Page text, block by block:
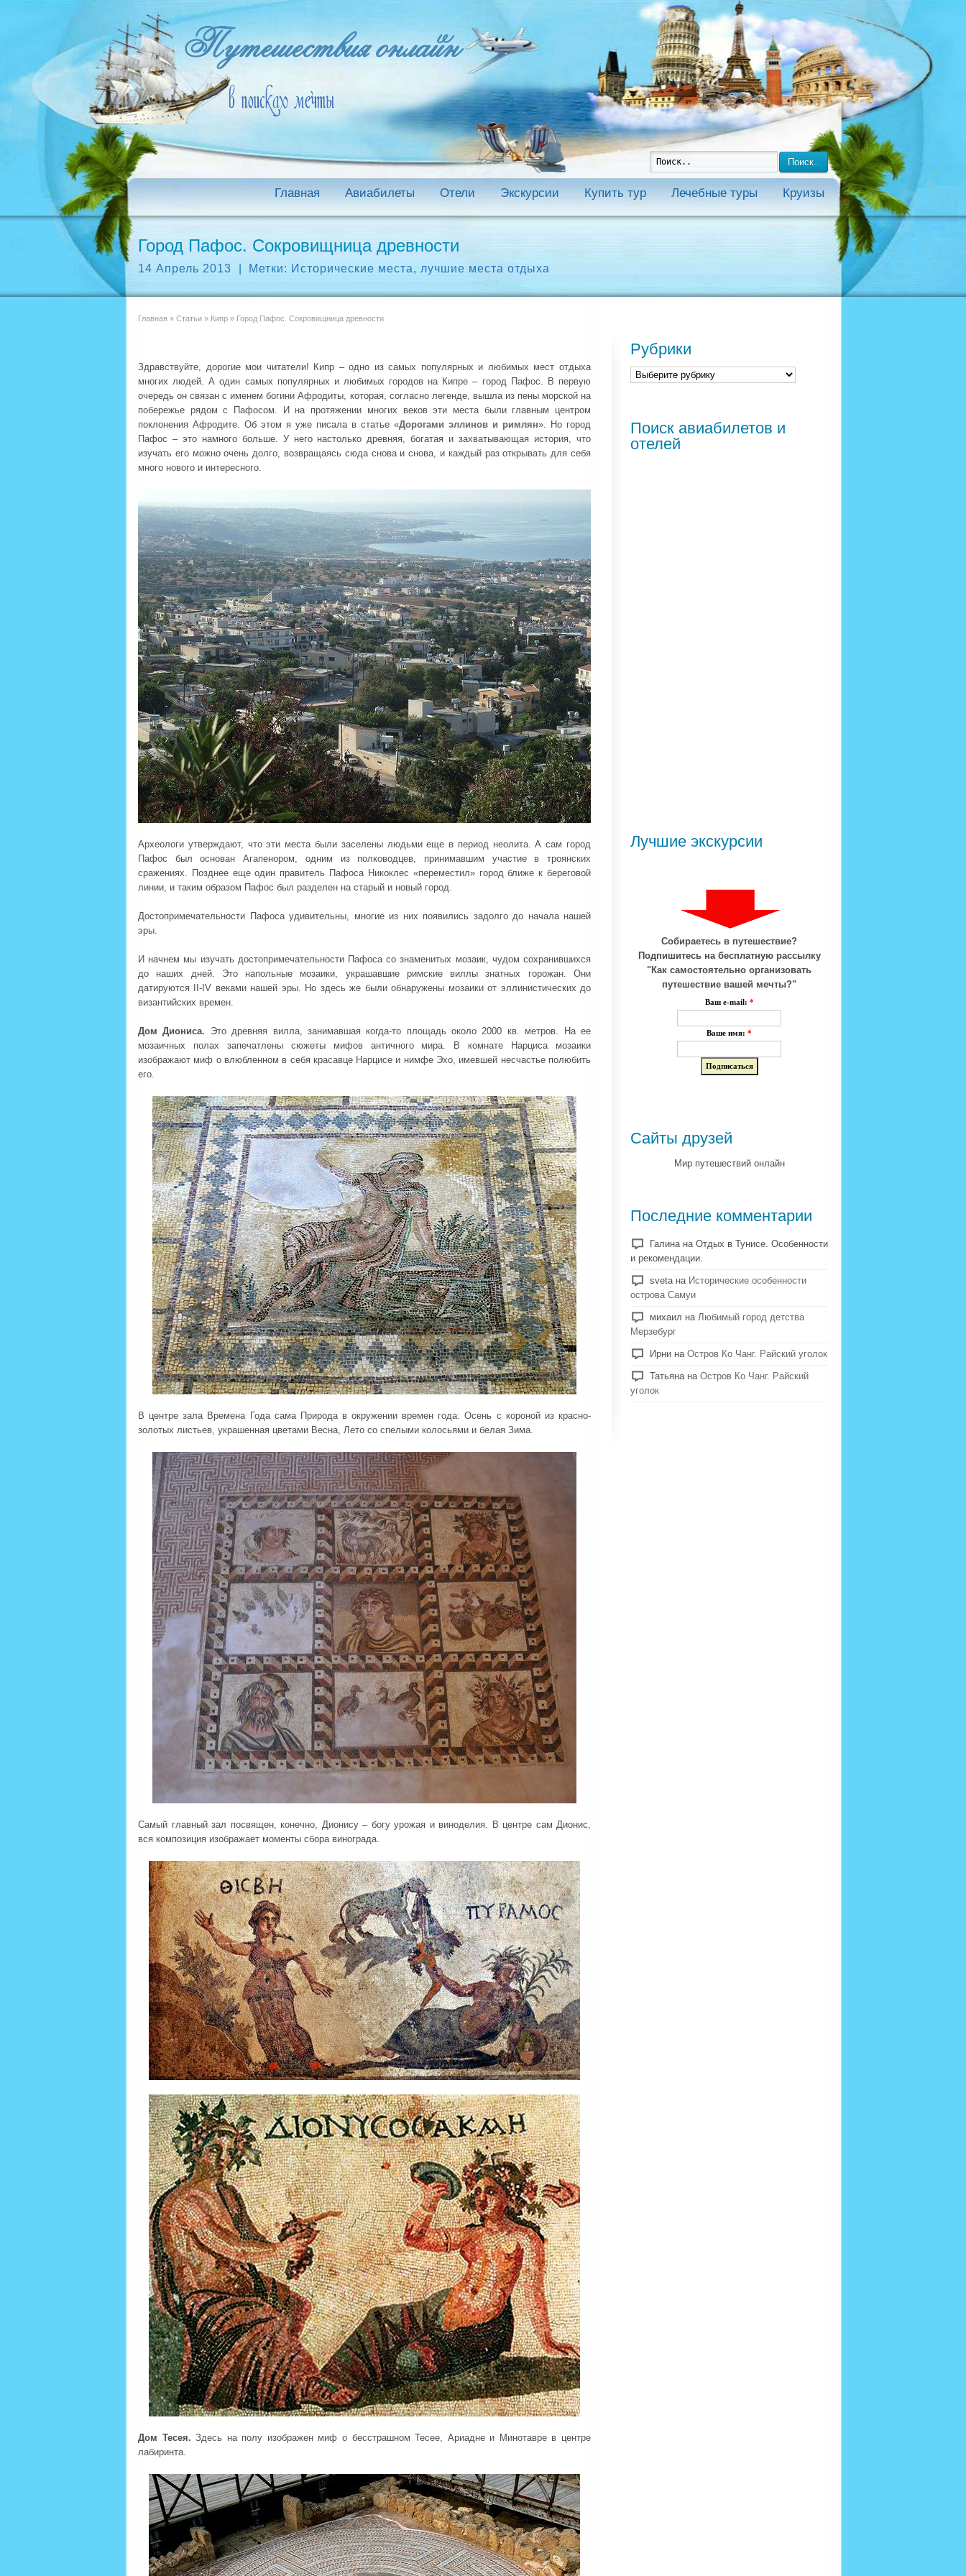
Поиск..
Главная Авиабилеты Отели Экскурсии Купить тур Лечебные туры Круизы
Город Пафос. Сокровищница древности
14 Апрель 2013 Метки: Исторические места, лучшие места отдыха
Главная » Статьи » Кипр » Город Пафос. Сокровищница древности
Здравствуйте, дорогие мои читатели! Кипр – одно из самых популярных и любимых мест отдыха
многих людей. А один самых популярных и любимых городов на Кипре – город Пафос. В первую
очередь он связан с именем богини Афродиты, которая, согласно легенде, вышла из пены морской на
побережье рядом с Пафосом. И на протяжении многих веков эти места были главным центром
поклонения Афродите. Об этом я уже писала в статье «Дорогами эллинов и римлян». Но город
Пафос – это намного больше. У него настолько древняя, богатая и захватывающая история, что
изучать его можно очень долго, возвращаясь сюда снова и снова, и каждый раз открывать для себя
много нового и интересного.
Археологи утверждают, что эти места были заселены людьми еще в период неолита. А сам город
Пафос был основан Агапенором, одним из полководцев, принимавшим участие в троянских
сражениях. Позднее еще один правитель Пафоса Никоклес «переместил» город ближе к береговой
линии, и таким образом Пафос был разделен на старый и новый город.
Достопримечательности Пафоса удивительны, многие из них появились задолго до начала нашей
эры.
И начнем мы изучать достопримечательности Пафоса со знаменитых мозаик, чудом сохранившихся
до наших дней. Это напольные мозаики, украшавшие римские виллы знатных горожан. Они
датируются II-IV веками нашей эры. Но здесь же были обнаружены мозаики от эллинистических до
византийских времен.
Дом Диониса. Это древняя вилла, занимавшая когда-то площадь около 2000 кв. метров. На ее
мозаичных полах запечатлены сюжеты мифов античного мира. В комнате Нарциса мозаики
изображают миф о влюбленном в себя красавце Нарцисе и нимфе Эхо, имевшей несчастье полюбить
его.
В центре зала Времена Года сама Природа в окружении времен года: Осень с короной из красно-
золотых листьев, украшенная цветами Весна, Лето со спелыми колосьями и белая Зима.
Самый главный зал посвящен, конечно, Дионису – богу урожая и виноделия. В центре сам Дионис,
вся композиция изображает моменты сбора винограда.
Дом Тесея. Здесь на полу изображен миф о бесстрашном Тесее, Ариадне и Минотавре в центре
лабиринта.
Рубрики
Поиск авиабилетов и
отелей
Лучшие экскурсии
Собираетесь в путешествие?
Подпишитесь на бесплатную рассылку
"Как самостоятельно организовать
путешествие вашей мечты?"
Ваш e-mail: *
Ваше имя: *
Сайты друзей
Мир путешествий онлайн
Последние комментарии
Галина на Отдых в Тунисе. Особенности
и рекомендации.
sveta на Исторические особенности
острова Самуи
михаил на Любимый город детства
Мерзебург
Ирни на Остров Ко Чанг. Райский уголок
Татьяна на Остров Ко Чанг. Райский
уголок